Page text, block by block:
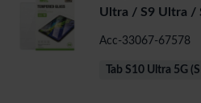
Ultra / S9 Ultra /
Acc-33067-67578
Tab S10 Ultra 5G